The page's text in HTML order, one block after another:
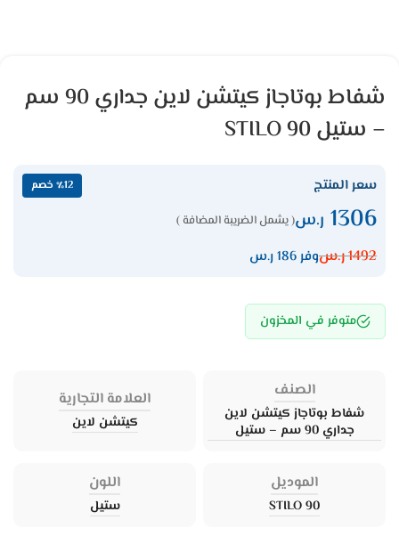
شفاط بوتاجاز كيتشن لاين جداري 90 سم
– ستيل STILO 90
سعر المنتج ٪12 خصم
1306 ر.س( يشمل الضريبة المضافة )
1492ر.سوفر 186 ر.س
متوفر في المخزون
الصنف
شفاط بوتاجاز كيتشن لاين
جداري 90 سم – ستيل
العلامة التجارية
كيتشن لاين
الموديل
STILO 90
اللون
ستيل